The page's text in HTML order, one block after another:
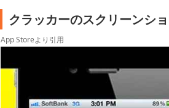
クラッカーのスクリーンシ
App Storeより引用